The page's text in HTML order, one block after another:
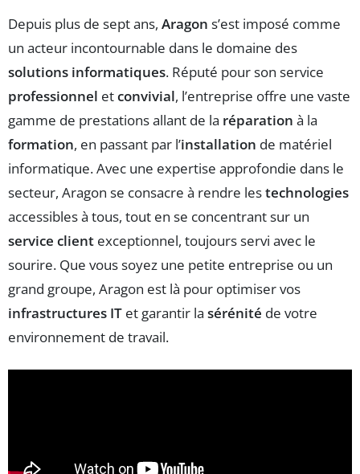
Depuis plus de sept ans, Aragon s’est imposé comme
un acteur incontournable dans le domaine des
solutions informatiques. Réputé pour son service
professionnel etconvivial, l’entreprise offre une vaste
gamme de prestations allant de la réparation à la
formation, en passant par l’installation de matériel
informatique. Avec une expertise approfondie dans le
secteur, Aragon se consacre à rendre lestechnologies
accessibles à tous, tout en se concentrant sur un
service client exceptionnel, toujours servi avec le
sourire. Que vous soyez une petite entreprise ou un
grand groupe, Aragon est là pour optimiser vos
infrastructures IT et garantir la sérénité de votre
environnement de travail.